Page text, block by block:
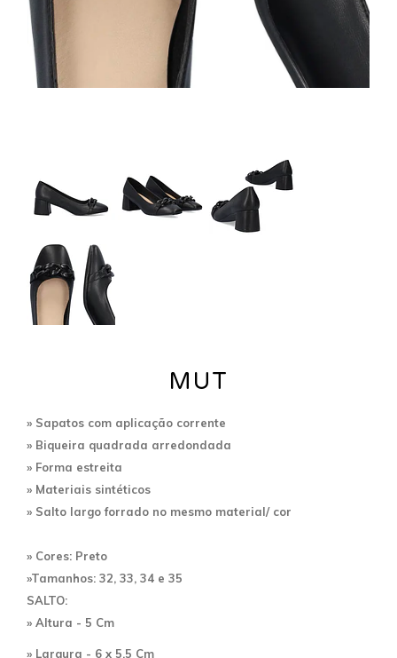
MUT
» Sapatos com aplicação corrente
» Biqueira quadrada arredondada
» Forma estreita
» Materiais sintéticos
» Salto largo forrado no mesmo material/ cor
» Cores: Preto
»Tamanhos: 32, 33, 34 e 35
SALTO:
» Altura - 5 Cm
» Largura - 6 x 5.5 Cm